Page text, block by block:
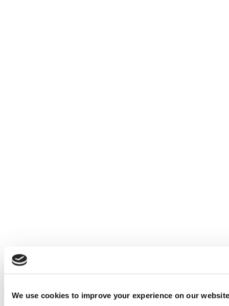
We use cookies to improve your experience on our website